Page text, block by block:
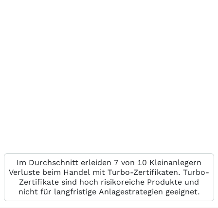
Im Durchschnitt erleiden 7 von 10 Kleinanlegern
Verluste beim Handel mit Turbo-Zertifikaten. Turbo-
Zertifikate sind hoch risikoreiche Produkte und
nicht für langfristige Anlagestrategien geeignet.